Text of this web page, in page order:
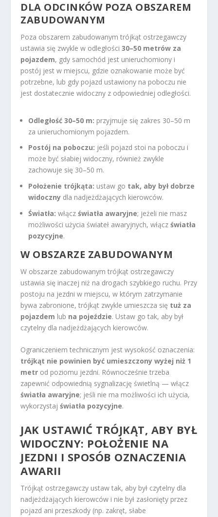
DLA ODCINKÓW POZA OBSZAREM
ZABUDOWANYM
Poza obszarem zabudowanym trójkąt ostrzegawczy
ustawia się zwykle w odległości30–50 metrów za
pojazdem, gdy samochód jest unieruchomiony i
postój jest w miejscu, gdzie oznakowanie może być
potrzebne, lub gdy pojazd ustawiony na poboczu nie
jest dostatecznie widoczny z odpowiedniej odległości.
Odległość 30–50 m: przyjmuje się zakres 30–50 m
za unieruchomionym pojazdem.
Postój na poboczu: jeśli pojazd stoi na poboczu i
może być słabiej widoczny, również zwykle
zachowuje się 30–50 m.
Położenie trójkąta: ustaw go tak, aby był dobrze
widoczny dla nadjeżdżających kierowców.
Światła: włączświatła awaryjne; jeżeli nie masz
możliwości użycia świateł awaryjnych, włączświatła
pozycyjne.
W OBSZARZE ZABUDOWANYM
W obszarze zabudowanym trójkąt ostrzegawczy
ustawia się inaczej niż na drogach szybkiego ruchu. Przy
postoju na jezdni w miejscu, w którym zatrzymanie
bywa zabronione, trójkąt zwykle umieszcza się tuż za
pojazdem lub na pojeździe. Ustaw go tak, aby był
czytelny dla nadjeżdżających kierowców.
Ograniczeniem technicznym jest wysokość oznaczenia:
trójkąt nie powinien być umieszczony wyżej niż 1
metr od poziomu jezdni. Równocześnie trzeba
zapewnić odpowiednią sygnalizację świetlną — włącz
światła awaryjne; jeśli nie ma możliwości ich użycia,
wykorzystajświatła pozycyjne.
JAK USTAWIĆ TRÓJKĄT, ABY BYŁ
WIDOCZNY: POŁOŻENIE NA
JEZDNI I SPOSÓB OZNACZENIA
AWARII
Trójkąt ostrzegawczy ustaw tak, aby był czytelny dla
nadjeżdżających kierowców i nie był zasłonięty przez
pojazd ani przeszkody (np. zakręt, słabe